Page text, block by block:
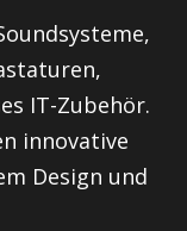
IT-Zubehör.
innovative
Design und